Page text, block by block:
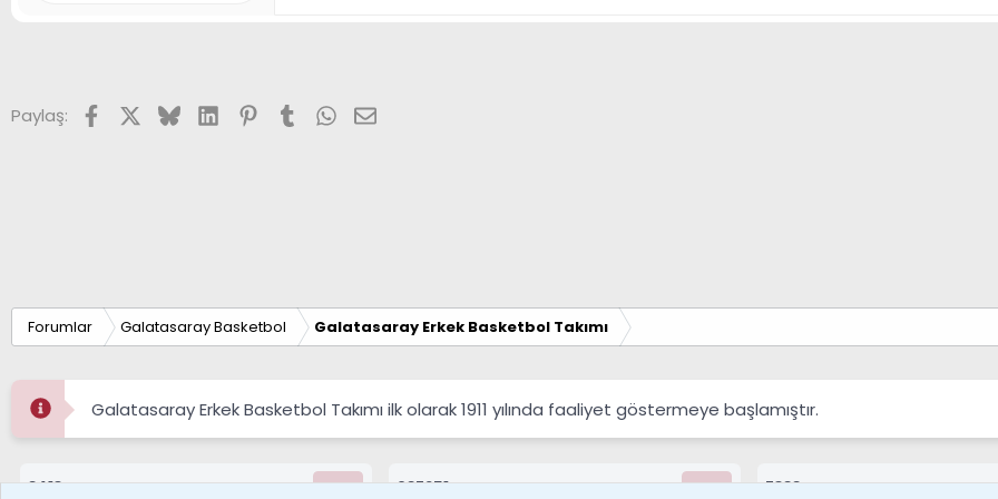
Paylaş: FacebookX (Twitter)
BlueskyLinkedInPinterest
Tumblr WhatsApp
E-posta
Forumlar Galatasaray Basketbol Galatasaray Erkek Basketbol Takımı
Galatasaray Erkek Basketbol Takımı ilk olarak 1911 yılında faaliyet göstermeye başlamıştır.
8413
687251
7388